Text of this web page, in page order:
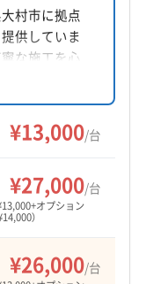
郡川棚町
(佐賀県) 嬉野市
(佐賀県) 武雄市
村市に拠点
供していま
な施工を心
円からで、
ョンで完全
土日祝日も
していま
¥13,000/台
¥27,000/台
オプション
）
¥26,000/台